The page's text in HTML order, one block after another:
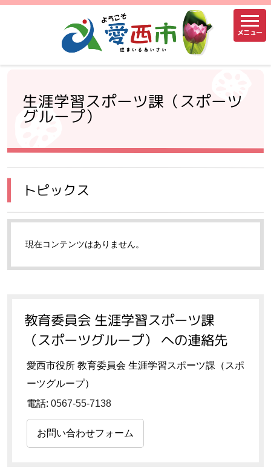
メニュー
生涯学習スポーツ課（スポーツ
グループ）
トピックス
現在コンテンツはありません。
教育委員会 生涯学習スポーツ課
（スポーツグループ） への連絡先
愛西市役所 教育委員会 生涯学習スポーツ課（スポ
ーツグループ）
電話: 0567-55-7138
お問い合わせフォーム